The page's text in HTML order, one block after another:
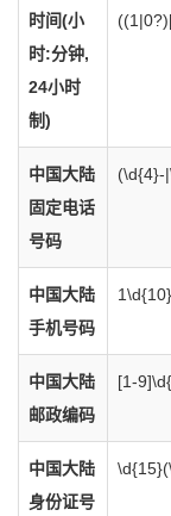
时间(小
时:分钟,
24小时
制)
中国大陆
固定电话
号码
(\d{4}-
中国大陆
手机号码
1\d{10}
中国大陆
邮政编码
[1-
中国大陆
身份证号